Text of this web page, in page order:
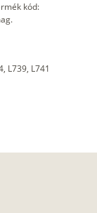
kód:
L739, L741